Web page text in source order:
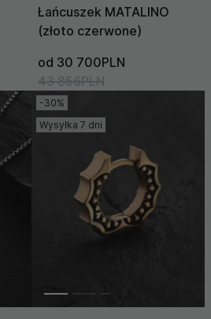
Łańcuszek MATALINO
(złoto czerwone)
od 30 700PLN
43 856PLN
-30%
Wysyłka 7 dni